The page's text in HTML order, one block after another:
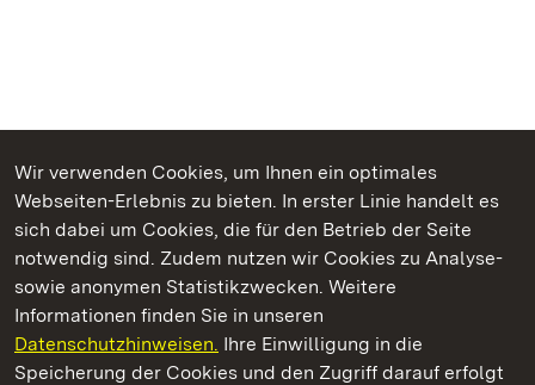
Wir verwenden Cookies, um Ihnen ein optimales
Webseiten-Erlebnis zu bieten. In erster Linie handelt es
sich dabei um Cookies, die für den Betrieb der Seite
notwendig sind. Zudem nutzen wir Cookies zu Analyse-
sowie anonymen Statistikzwecken. Weitere
Informationen finden Sie in unseren
Datenschutzhinweisen. Ihre Einwilligung in die
Speicherung der Cookies und den Zugriff darauf erfolgt
Kommen. Staunen. Genießen.
Staatliche Schlösser und Gärten Baden‑Württemberg